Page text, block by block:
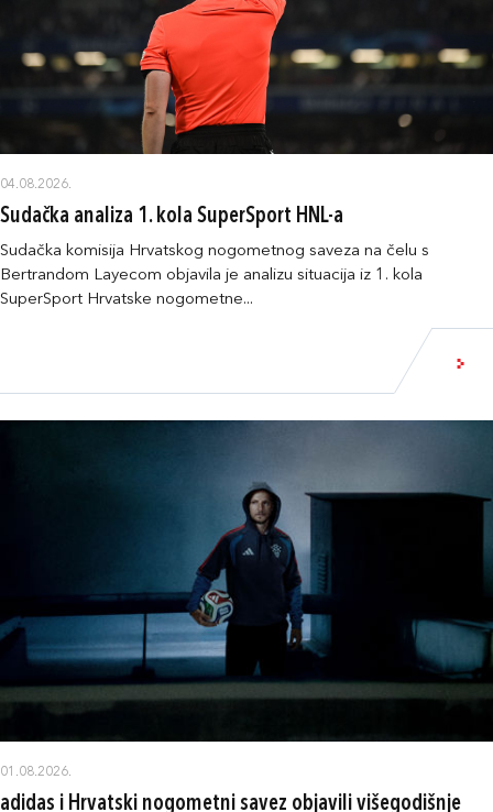
04.08.2026.
Sudačka analiza 1. kola SuperSport HNL-a
Sudačka komisija Hrvatskog nogometnog saveza na čelu s
Bertrandom Layecom objavila je analizu situacija iz 1. kola
SuperSport Hrvatske nogometne...
01.08.2026.
adidas i Hrvatski nogometni savez objavili višegodišnje